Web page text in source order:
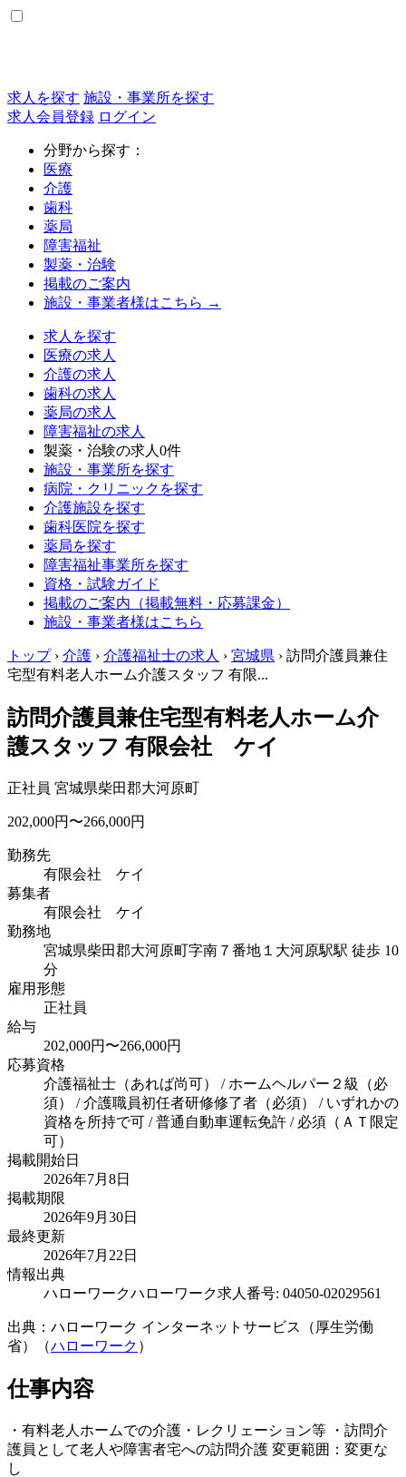
求人を探す 施設・事業所を探す
求人会員登録 ログイン
分野から探す：
医療
介護
歯科
薬局
障害福祉
製薬・治験
掲載のご案内
施設・事業者様はこちら →
求人を探す
医療の求人
介護の求人
歯科の求人
薬局の求人
障害福祉の求人
製薬・治験の求人 0件
施設・事業所を探す
病院・クリニックを探す
介護施設を探す
歯科医院を探す
薬局を探す
障害福祉事業所を探す
資格・試験ガイド
掲載のご案内（掲載無料・応募課金）
施設・事業者様はこちら
トップ › 介護 › 介護福祉士の求人 › 宮城県 › 訪問介護員兼住
宅型有料老人ホーム介護スタッフ 有限...
訪問介護員兼住宅型有料老人ホーム介
護スタッフ 有限会社 ケイ
正社員 宮城県柴田郡大河原町
202,000円〜266,000円
勤務先
有限会社 ケイ
募集者
有限会社 ケイ
勤務地
宮城県柴田郡大河原町字南７番地１ 大河原駅駅 徒歩 10
分
雇用形態
正社員
給与
202,000円〜266,000円
応募資格
介護福祉士（あれば尚可） / ホームヘルパー２級（必
須） / 介護職員初任者研修修了者（必須） / いずれかの
資格を所持で可 / 普通自動車運転免許 / 必須（ＡＴ限定
可）
掲載開始日
2026年7月8日
掲載期限
2026年9月30日
最終更新
2026年7月22日
情報出典
ハローワークハローワーク求人番号: 04050-02029561
出典：ハローワーク インターネットサービス（厚生労働
省）（ハローワーク ）
仕事内容
・有料老人ホームでの介護・レクリェーション等 ・訪問介
護員として老人や障害者宅への訪問介護 変更範囲：変更な
し